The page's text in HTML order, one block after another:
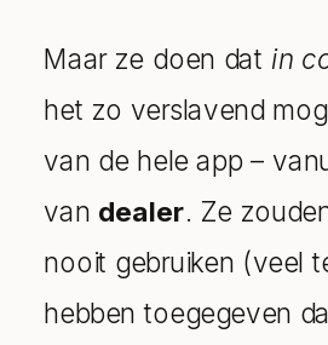
Maar ze doen dat in
het zo verslavend
van de hele app –
van dealer. Ze
nooit gebruiken (veel
hebben toegegeven